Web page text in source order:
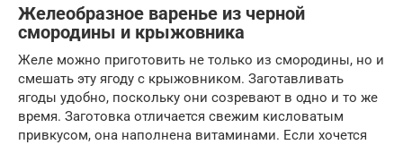
Желеобразное варенье из черной
смородины и крыжовника
Желе можно приготовить не только из смородины, но и
смешать эту ягоду с крыжовником. Заготавливать
ягоды удобно, поскольку они созревают в одно и то же
время. Заготовка отличается свежим кисловатым
привкусом, она наполнена витаминами. Если хочется